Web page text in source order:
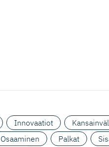
Innovaatiot
Osaaminen Palkat